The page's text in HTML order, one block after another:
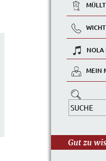
NOLA
MEIN
Gut zu